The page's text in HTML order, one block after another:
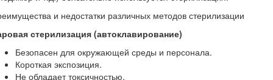
и недостатки различных методов стерилизации
стерилизация (автоклавирование)
Безопасен для окружающей среды и персонала.
Короткая экспозиция.
Не обладает токсичностью.